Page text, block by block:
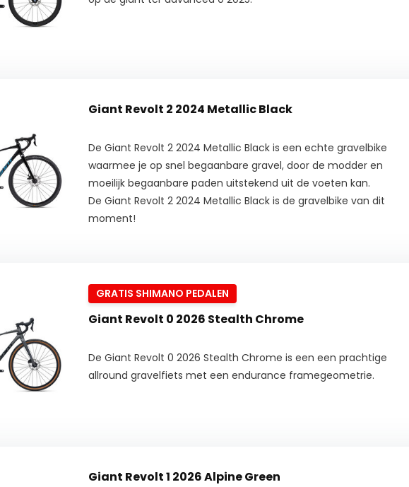
Giant Revolt 2 2024 Metallic Black
De Giant Revolt 2 2024 Metallic Black is een echte gravelbike
waarmee je op snel begaanbare gravel, door de modder en
moeilijk begaanbare paden uitstekend uit de voeten kan.
De Giant Revolt 2 2024 Metallic Black is de gravelbike van dit
moment!
GRATIS SHIMANO PEDALEN
Giant Revolt 0 2026 Stealth Chrome
De Giant Revolt 0 2026 Stealth Chrome is een een prachtige
allround gravelfiets met een endurance framegeometrie.
Giant Revolt 1 2026 Alpine Green